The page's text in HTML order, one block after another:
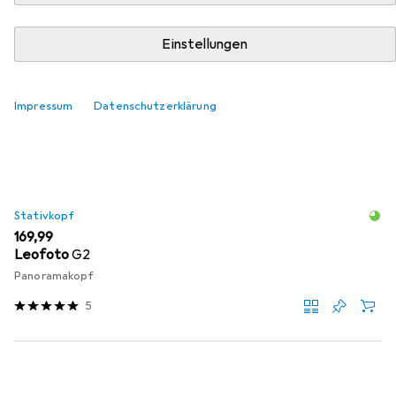
Einstellungen
Impressum Datenschutzerklärung
Relevanz
Stativkopf
EUR
169,99
LeofotoG2
Panoramakopf
5